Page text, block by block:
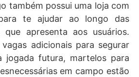
também possui uma loja com
te ajudar ao longo das
que apresenta aos usuários.
adicionais para segurar
jogada futura, martelos para
em campo estão